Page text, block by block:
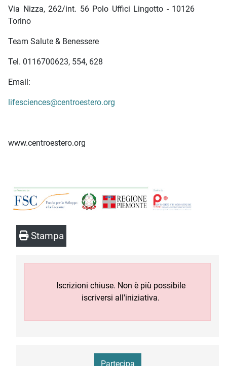
Via Nizza, 262/int. 56 Polo Uffici Lingotto - 10126
Torino
Team Salute & Benessere
Tel. 0116700623, 554, 628
Email:
lifesciences@centroestero.org
www.centroestero.org
Stampa
Iscrizioni chiuse. Non è più possibile
iscriversi all'iniziativa.
Partecipa